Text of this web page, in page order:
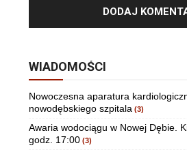
WIADOMOŚCI
Nowoczesna aparatura
nowodębskiego szpitala (3)
Awaria wodociągu w Nowej Dębie.
godz. 17:00 (3)